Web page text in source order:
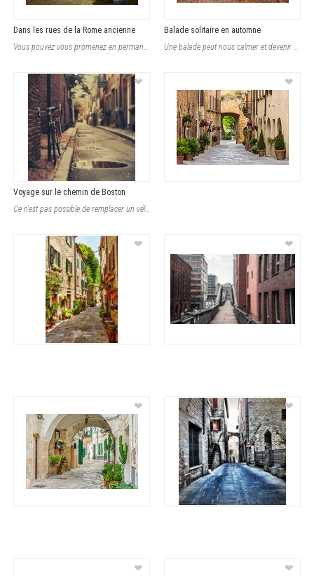
Dans les rues de la Rome ancienne
Vous pouvez vous promenez en permanence das les rues anciennes de Rome. Tant d'�
Balade solitaire en automne
Une balade peut nous calmer et devenir une fuite de la réalité. Il faut sortir
❤
Voyage sur le chemin de Boston
Ce n'est pas possible de remplacer un vélo. De ce point de vue, vous pouvez voi
❤
❤ ❤
❤ ❤
❤ ❤